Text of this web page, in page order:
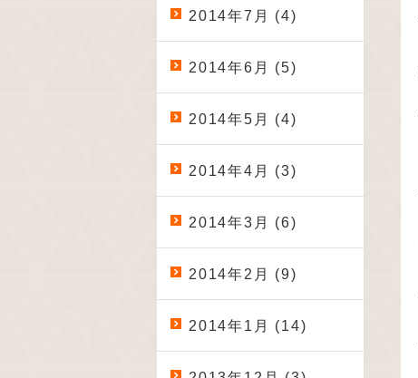
2014年7月 (4)
2014年6月 (5)
2014年5月 (4)
2014年4月 (3)
2014年3月 (6)
2014年2月 (9)
2014年1月 (14)